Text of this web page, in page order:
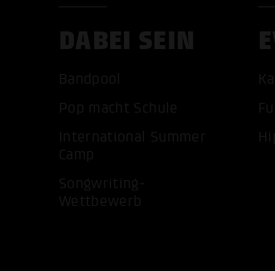
DABEI SEIN
Bandpool
Pop macht Schule
International Summer
Camp
Songwriting-
Wettbewerb